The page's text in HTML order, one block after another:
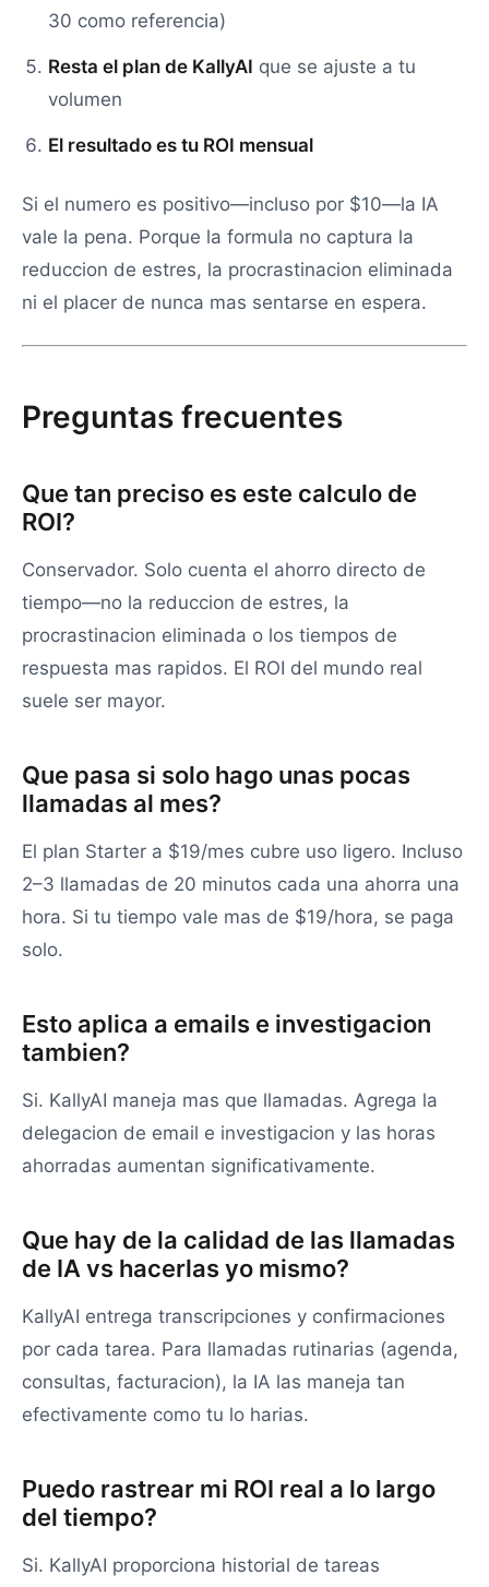
30 como referencia)
Resta el plan de KallyAI que se ajuste a tu
volumen
El resultado es tu ROI mensual
Si el numero es positivo—incluso por $10—la IA
vale la pena. Porque la formula no captura la
reduccion de estres, la procrastinacion eliminada
ni el placer de nunca mas sentarse en espera.
Preguntas frecuentes
Que tan preciso es este calculo de
ROI?
Conservador. Solo cuenta el ahorro directo de
tiempo—no la reduccion de estres, la
procrastinacion eliminada o los tiempos de
respuesta mas rapidos. El ROI del mundo real
suele ser mayor.
Que pasa si solo hago unas pocas
llamadas al mes?
El plan Starter a $19/mes cubre uso ligero. Incluso
2–3 llamadas de 20 minutos cada una ahorra una
hora. Si tu tiempo vale mas de $19/hora, se paga
solo.
Esto aplica a emails e investigacion
tambien?
Si. KallyAI maneja mas que llamadas. Agrega la
delegacion de email e investigacion y las horas
ahorradas aumentan significativamente.
Que hay de la calidad de las llamadas
de IA vs hacerlas yo mismo?
KallyAI entrega transcripciones y confirmaciones
por cada tarea. Para llamadas rutinarias (agenda,
consultas, facturacion), la IA las maneja tan
efectivamente como tu lo harias.
Puedo rastrear mi ROI real a lo largo
del tiempo?
Si. KallyAI proporciona historial de tareas